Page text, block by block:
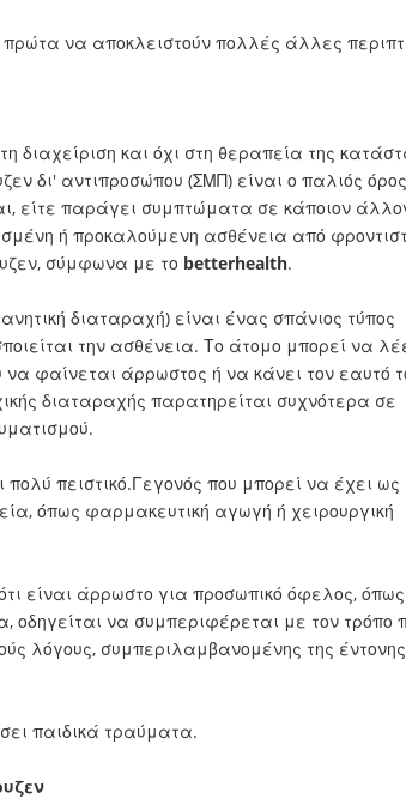
πρώτα να αποκλειστούν πολλές άλλες
διαχείριση και όχι στη θεραπεία της
δι' αντιπροσώπου (ΣΜΠ) είναι ο παλιός
είτε παράγει συμπτώματα σε κάποιον
ή προκαλούμενη ασθένεια από
σύμφωνα με το betterhealth.
διαταραχή) είναι ένας σπάνιος τύπος
την ασθένεια. Το άτομο μπορεί να
φαίνεται άρρωστος ή να κάνει τον εαυτό
διαταραχής παρατηρείται συχνότερα σε
πειστικό.Γεγονός που μπορεί να έχει ως
όπως φαρμακευτική αγωγή ή χειρουργική
είναι άρρωστο για προσωπικό όφελος,
να συμπεριφέρεται με τον τρόπο
λόγους, συμπεριλαμβανομένης της έντονης
παιδικά τραύματα.